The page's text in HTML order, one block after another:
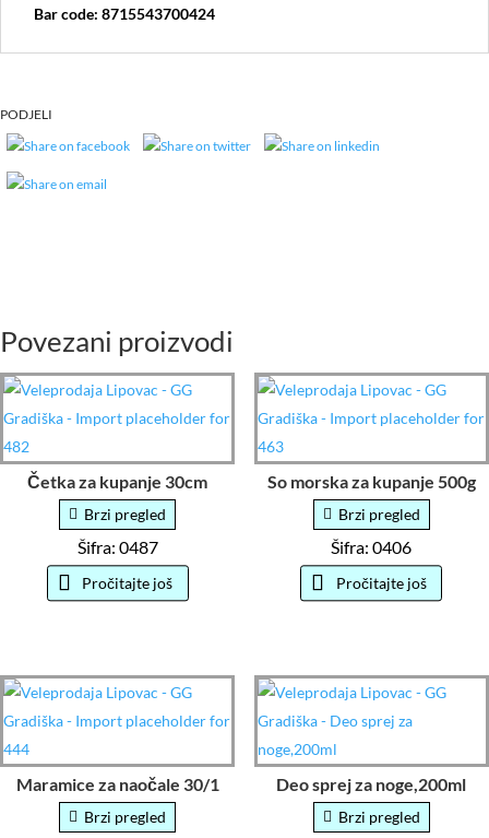
Bar code: 8715543700424
PODJELI
Povezani proizvodi
Četka za kupanje 30cm
Brzi pregled
Šifra: 0487
Pročitajte još
So morska za kupanje 500g
Brzi pregled
Šifra: 0406
Pročitajte još
Maramice za naočale 30/1
Brzi pregled
Deo sprej za noge,200ml
Brzi pregled